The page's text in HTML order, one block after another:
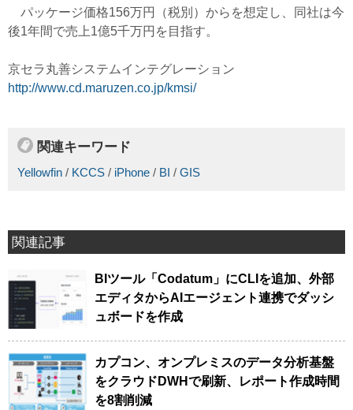
パッケージ価格156万円（税別）からを想定し、同社は今
後1年間で売上1億5千万円を目指す。
京セラ丸善システムインテグレーション
http://www.cd.maruzen.co.jp/kmsi/
関連キーワード
Yellowfin / KCCS / iPhone / BI / GIS
関連記事
BIツール「Codatum」にCLIを追加、外部
エディタからAIエージェント連携でダッシ
ュボードを作成
カプコン、オンプレミスのデータ分析基盤
をクラウドDWHで刷新、レポート作成時間
を8割削減